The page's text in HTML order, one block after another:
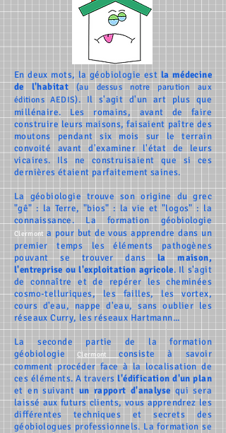
En deux mots, la géobiologie est la médecine
de l'habitat (au dessus notre parution aux
éditions AEDIS). Il s'agit d'un art plus que
millénaire. Les romains, avant de faire
construire leurs maisons, faisaient paître des
moutons pendant six mois sur le terrain
convoité avant d'examiner l'état de leurs
vicaires. Ils ne construisaient que si ces
dernières étaient parfaitement saines.
La géobiologie trouve son origine du grec
"gê" : la Terre, "bios" : la vie et "logos" : la
connaissance. La formation géobiologie
Clermont a pour but de vous apprendre dans un
premier temps les éléments pathogènes
pouvant se trouver dans la maison,
l'entreprise ou l'exploitation agricole. Il s'agit
de connaître et de repérer lescheminées
cosmo-telluriques, les failles, les vortex,
cours d'eau, nappe d'eau, sans oublier les
réseaux Curry, les réseaux Hartmann...
La seconde partie de la formation
géobiologie
Clermontconsiste à savoir
comment procéder face à la localisation de
ces éléments. A traversl'édification d'un plan
et en suivant un rapport d'analyse qui sera
laissé aux futurs clients, vous apprendrez les
différentes techniques et secrets des
géobiologues professionnels. La formation se